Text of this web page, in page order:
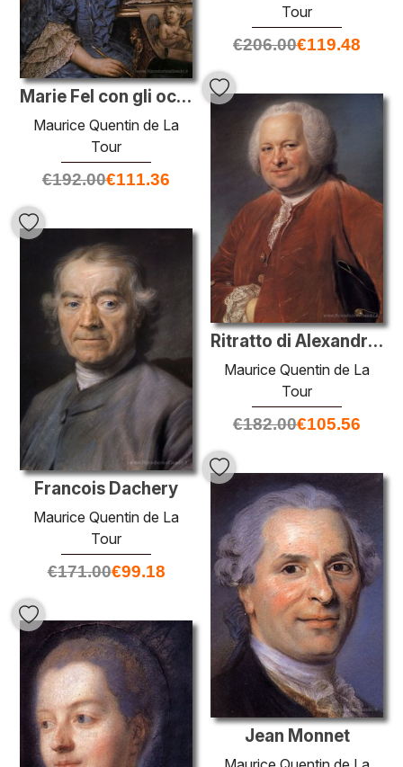
Tour
€206.00€119.48
Marie Fel con gli occhi pieni di amore
Maurice Quentin de La
Tour
€192.00€111.36
Ritratto di Alexandre-Jean-Joseph Le Riche de La Pouplinière
Maurice Quentin de La
Tour
€182.00€105.56
Francois Dachery
Maurice Quentin de La
Tour
€171.00€99.18
Jean Monnet